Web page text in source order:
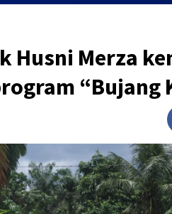
Husni Merza
“Bujang